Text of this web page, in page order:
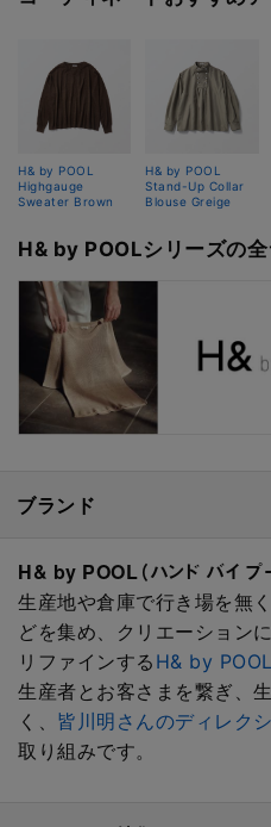
H& by POOL
Highgauge
Sweater Brown
H& by POOL
Stand-Up Collar
Blouse Greige
H& by POOLシリーズの
ブランド
H& by POOL（ハンド バイ プ
生産地や倉庫で行き場を無
どを集め、クリエーション
リファインする H& by
生産者とお客さまを繋ぎ、
く、 皆川明さんのディレク
取り組みです。